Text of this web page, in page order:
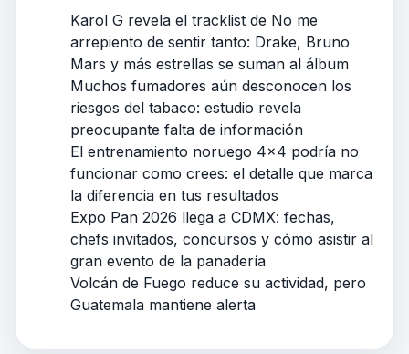
Karol G revela el tracklist de No me
arrepiento de sentir tanto: Drake, Bruno
Mars y más estrellas se suman al álbum
Muchos fumadores aún desconocen los
riesgos del tabaco: estudio revela
preocupante falta de información
El entrenamiento noruego 4×4 podría no
funcionar como crees: el detalle que marca
la diferencia en tus resultados
Expo Pan 2026 llega a CDMX: fechas,
chefs invitados, concursos y cómo asistir al
gran evento de la panadería
Volcán de Fuego reduce su actividad, pero
Guatemala mantiene alerta